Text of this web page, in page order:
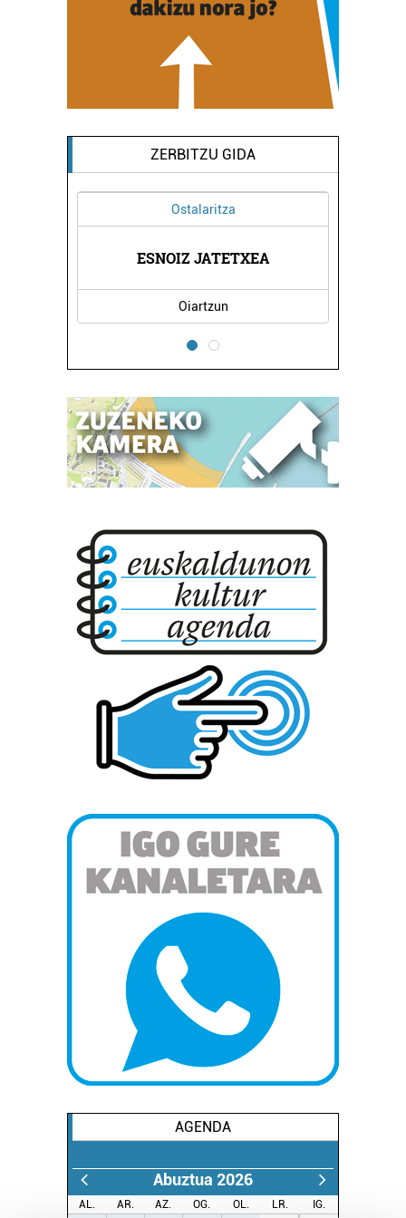
ZERBITZU GIDA
Ostalaritza
ESNOIZ JATETXEA
Oiartzun
AGENDA
Abuztua 2026
AL. AR. AZ. OG. OL. LR.
IG.